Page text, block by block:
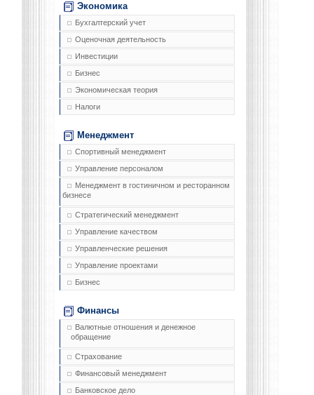
Экономика
Бухгалтерский учет
Оценочная деятельность
Инвестиции
Бизнес
Экономическая теория
Налоги
Менеджмент
Спортивный менеджмент
Управление персоналом
Менеджмент в гостиничном и ресторанном
бизнесе
Стратегический менеджмент
Управление качеством
Управленческие решения
Управление проектами
Бизнес
Финансы
Валютные отношения и денежное
обращение
Страхование
Финансовый менеджмент
Банковское дело